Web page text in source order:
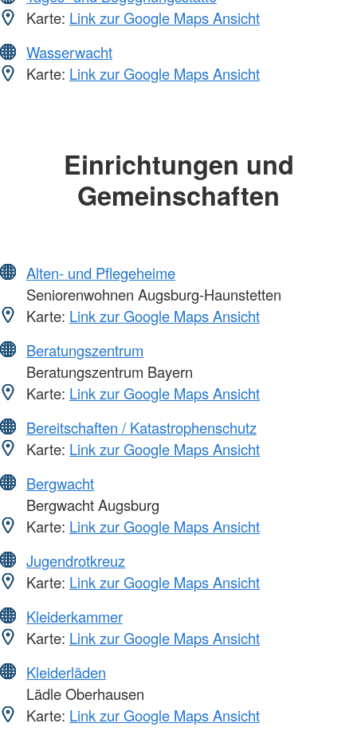
Karte: Link zur Google Maps Ansicht
Wasserwacht
Karte: Link zur Google Maps Ansicht
Einrichtungen und
Gemeinschaften
Alten- und Pflegeheime
Seniorenwohnen Augsburg-Haunstetten
Karte: Link zur Google Maps Ansicht
Beratungszentrum
Beratungszentrum Bayern
Karte: Link zur Google Maps Ansicht
Bereitschaften / Katastrophenschutz
Karte: Link zur Google Maps Ansicht
Bergwacht
Bergwacht Augsburg
Karte: Link zur Google Maps Ansicht
Jugendrotkreuz
Karte: Link zur Google Maps Ansicht
Kleiderkammer
Karte: Link zur Google Maps Ansicht
Kleiderläden
Lädle Oberhausen
Karte: Link zur Google Maps Ansicht